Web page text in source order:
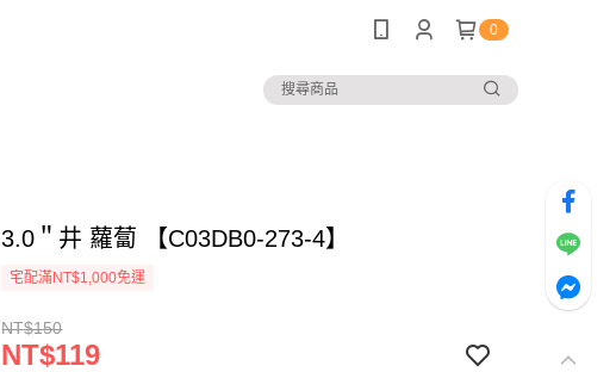
0
3.0＂井 蘿蔔 【C03DB0-273-4】
宅配滿NT$1,000免運
NT$150
NT$119